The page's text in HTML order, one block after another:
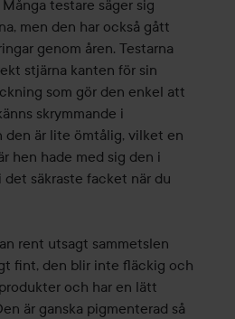
testare säger sig
men den har också gått
genom åren. Testarna
stjärna kanten för sin
som gör den enkel att
skrymmande i
den är lite ömtålig, vilket en
hen hade med sig den i
det säkraste facket när du
rent utsagt sammetslen
fint, den blir inte fläckig och
och har en lätt
är ganska pigmenterad så